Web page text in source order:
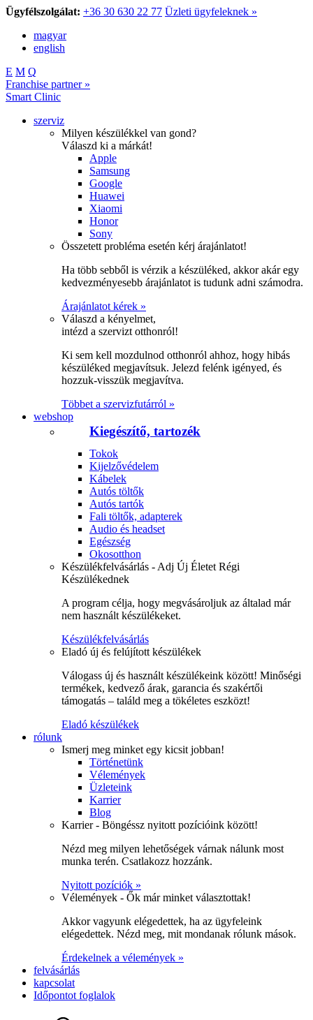
Ügyfélszolgálat: +36 30 630 22 77 Üzleti ügyfeleknek »
magyar
english
E M Q
Franchise partner »
Smart Clinic
szerviz
Milyen készülékkel van gond?
Válaszd ki a márkát!
Apple
Samsung
Google
Huawei
Xiaomi
Honor
Sony
Összetett probléma esetén kérj árajánlatot!
Ha több sebből is vérzik a készüléked, akkor akár egy
kedvezményesebb árajánlatot is tudunk adni számodra.
Árajánlatot kérek »
Válaszd a kényelmet,
intézd a szervizt otthonról!
Ki sem kell mozdulnod otthonról ahhoz, hogy hibás
készüléked megjavítsuk. Jelezd felénk igényed, és
hozzuk-visszük megjavítva.
Többet a szervizfutárról »
webshop
Kiegészítő, tartozék
Tokok
Kijelzővédelem
Kábelek
Autós töltők
Autós tartók
Fali töltők, adapterek
Audio és headset
Egészség
Okosotthon
Készülékfelvásárlás - Adj Új Életet Régi
Készülékednek
A program célja, hogy megvásároljuk az általad már
nem használt készülékeket.
Készülékfelvásárlás
Eladó új és felújított készülékek
Válogass új és használt készülékeink között! Minőségi
termékek, kedvező árak, garancia és szakértői
támogatás – találd meg a tökéletes eszközt!
Eladó készülékek
rólunk
Ismerj meg minket egy kicsit jobban!
Történetünk
Vélemények
Üzleteink
Karrier
Blog
Karrier - Böngéssz nyitott pozícióink között!
Nézd meg milyen lehetőségek várnak nálunk most
munka terén. Csatlakozz hozzánk.
Nyitott pozíciók »
Vélemények - Ők már minket választottak!
Akkor vagyunk elégedettek, ha az ügyfeleink
elégedettek. Nézd meg, mit mondanak rólunk mások.
Érdekelnek a vélemények »
felvásárlás
kapcsolat
Időpontot foglalok